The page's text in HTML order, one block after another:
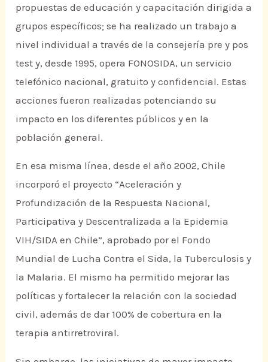
propuestas de educación y capacitación dirigida a
grupos específicos; se ha realizado un trabajo a
nivel individual a través de la consejería pre y pos
test y, desde 1995, opera FONOSIDA, un servicio
telefónico nacional, gratuito y confidencial. Estas
acciones fueron realizadas potenciando su
impacto en los diferentes públicos y en la
población general.
En esa misma línea, desde el año 2002, Chile
incorporó el proyecto “Aceleración y
Profundización de la Respuesta Nacional,
Participativa y Descentralizada a la Epidemia
VIH/SIDA en Chile”, aprobado por el Fondo
Mundial de Lucha Contra el Sida, la Tuberculosis y
la Malaria. El mismo ha permitido mejorar las
políticas y fortalecer la relación con la sociedad
civil, además de dar 100% de cobertura en la
terapia antirretroviral.